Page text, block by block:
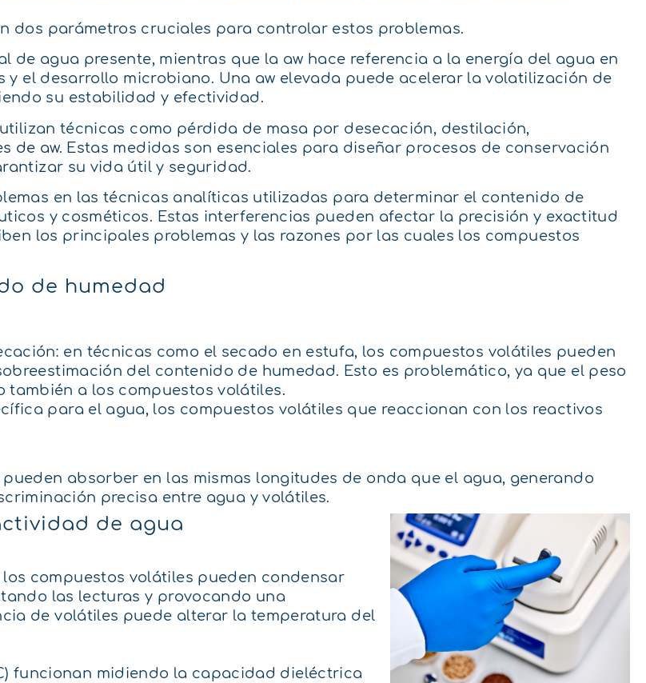
dos parámetros cruciales para controlar estos problemas.
agua presente, mientras que la aw hace referencia a la energía del agua en
el desarrollo microbiano. Una aw elevada puede acelerar la volatilización de
su estabilidad y efectividad.
técnicas como pérdida de masa por desecación, destilación,
de aw. Estas medidas son esenciales para diseñar procesos de conservación
su vida útil y seguridad.
en las técnicas analíticas utilizadas para determinar el contenido de
y cosméticos. Estas interferencias pueden afectar la precisión y exactitud
los principales problemas y las razones por las cuales los compuestos
de humedad
en técnicas como el secado en estufa, los compuestos volátiles pueden
del contenido de humedad. Esto es problemático, ya que el peso
a los compuestos volátiles.
para el agua, los compuestos volátiles que reaccionan con los reactivos
absorber en las mismas longitudes de onda que el agua, generando
precisa entre agua y volátiles.
de agua
los compuestos volátiles pueden condensar
las lecturas y provocando una
de volátiles puede alterar la temperatura del
funcionan midiendo la capacidad dieléctrica